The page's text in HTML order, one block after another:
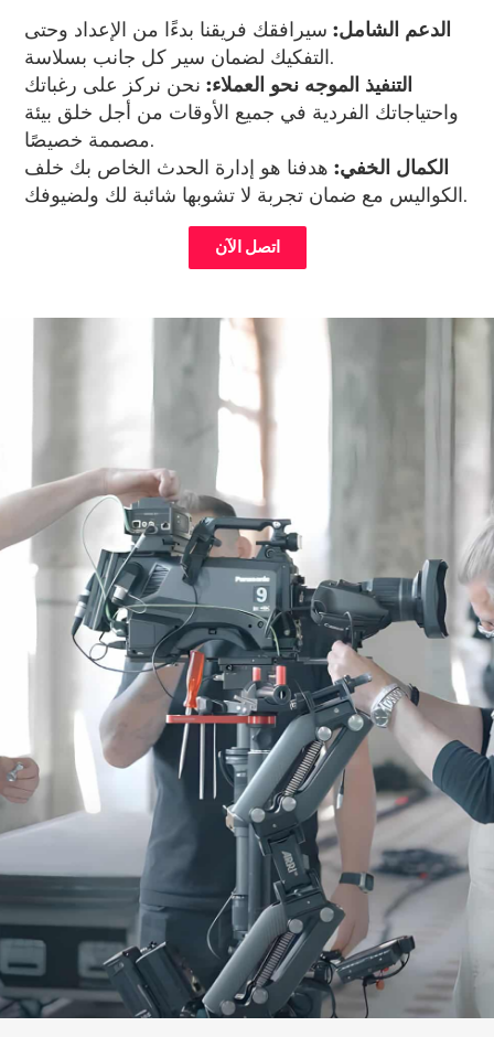
الدعم الشامل:سيرافقك فريقنا بدءًا من الإعداد وحتى
التفكيك لضمان سير كل جانب بسلاسة.
التنفيذ الموجه نحو العملاء:نحن نركز على رغباتك
واحتياجاتك الفردية في جميع الأوقات من أجل خلق بيئة
مصممة خصيصًا.
الكمال الخفي:هدفنا هو إدارة الحدث الخاص بك خلف
الكواليس مع ضمان تجربة لا تشوبها شائبة لك ولضيوفك.
اتصل الآن